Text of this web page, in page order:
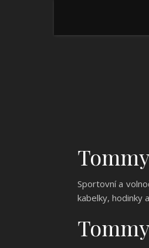
Sportovní a
kabelky, hodinky